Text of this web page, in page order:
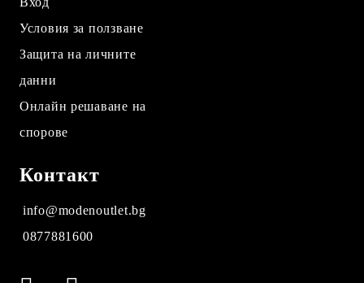
Условия за ползване
Защита на личните
данни
Онлайн решаване на
спорове
Контакт
info@modenoutlet.bg
0877881600